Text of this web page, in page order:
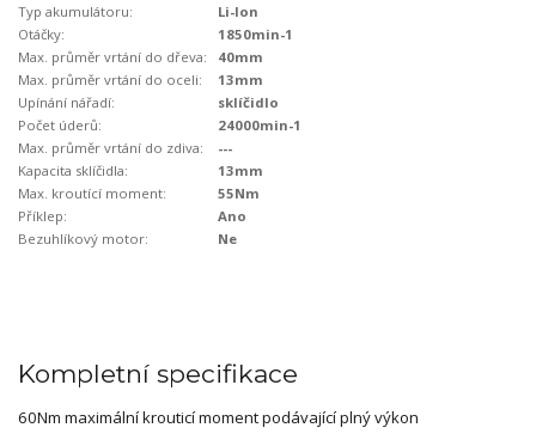
Typ akumulátoru:
Li-Ion
Otáčky:
1850min-1
Max. průměr vrtání do dřeva:
40mm
Max. průměr vrtání do oceli:
13mm
Upínání nářadí:
sklíčidlo
Počet úderů:
24000min-1
Max. průměr vrtání do zdiva:
---
Kapacita sklíčidla:
13mm
Max. kroutící moment:
55Nm
Příklep:
Ano
Bezuhlíkový motor:
Ne
Kompletní specifikace
60Nm maximální krouticí moment podávající plný výkon